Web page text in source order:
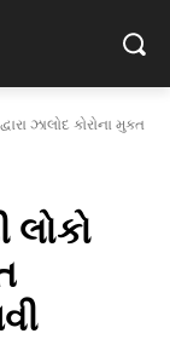
ઝાલોદ કોરોના મુક્ત
લોકો